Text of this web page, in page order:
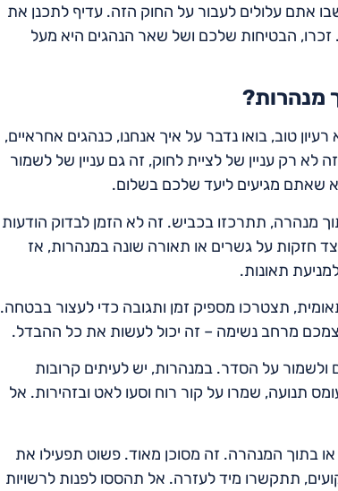
אתם עלולים לעבור על החוק הזה. עדיף לתכנן את
הבטיחות שלכם ושל שאר הנהגים היא מעל
מנהרות?
טוב, בואו נדבר על איך אנחנו, כנהגים אחראיים,
רק עניין של לציית לחוק, זה גם עניין של לשמור
שאתם מגיעים ליעד שלכם בשלום.
מנהרה, תתרכזו בכביש. זה לא הזמן לבדוק הודעות
חזקות על גשרים או תאורה שונה במנהרות, אז
תאונות.
תצטרכו מספיק זמן ותגובה כדי לעצור בבטחה.
מרחב נשימה – זה יכול לעשות את כל ההבדל.
ולשמור על הסדר. במנהרות, יש לעיתים קרובות
תנועה, שמרו על קור רוח וסעו לאט ובזהירות. אל
בתוך המנהרה. זה מסוכן מאוד. פשוט תפעילו את
תתקשרו מיד לעזרה. אל תהססו לפנות לרשויות